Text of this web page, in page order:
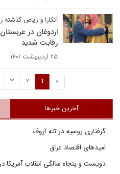
آنکارا و ریاض گذشته
اردوغان در
رقابت شدید
۲۵ اردیبهشت ۱۴۰۱
«
1
2
3
آخرین خبرها
گرفتاری روسیه در تله آزوف
امیدهای اقتصاد عراق
دویست و پنجاه سالگی انقلاب آمریکا در